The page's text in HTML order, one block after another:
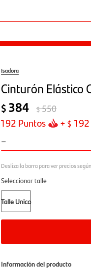
Isadora
Cinturón Elástico
$ 384 $550
192 Puntos + $ 192
-
Seleccionar talle
Talle Unico
Información del producto